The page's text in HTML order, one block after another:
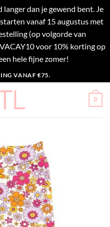
dan je gewend bent. Je
vanaf 15 augustus met
(op volgorde van
voor 10% korting op
hele fijne zomer!
VANAF €75.
0